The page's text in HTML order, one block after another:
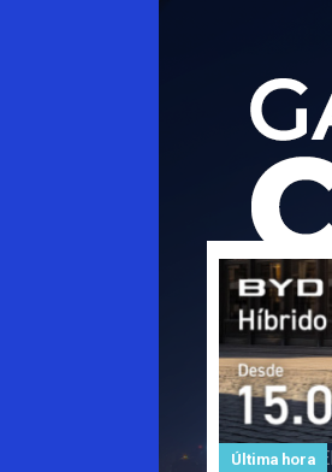
Última hora